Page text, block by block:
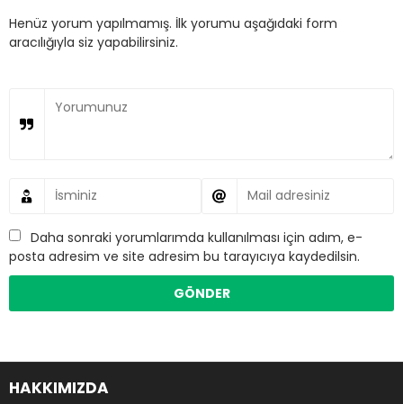
Henüz yorum yapılmamış. İlk yorumu aşağıdaki form
aracılığıyla siz yapabilirsiniz.
Daha sonraki yorumlarımda kullanılması için adım, e-
posta adresim ve site adresim bu tarayıcıya kaydedilsin.
HAKKIMIZDA